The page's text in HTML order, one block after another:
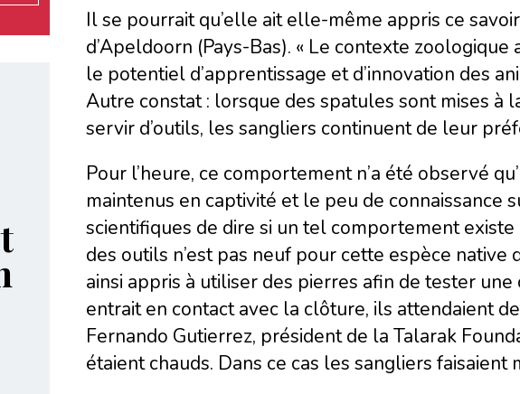
Il se pourrait qu’elle ait elle-même appris ce
d’Apeldoorn (Pays-Bas). « Le contexte
le potentiel d’apprentissage et d’innovation des
Autre constat : lorsque des spatules sont mises à
servir d’outils, les sangliers continuent de leur
Pour l’heure, ce comportement n’a été observé
maintenus en captivité et le peu de connaissance
scientifiques de dire si un tel comportement existe
des outils n’est pas neuf pour cette espèce
ainsi appris à utiliser des pierres afin de tester
entrait en contact avec la clôture, ils attendaient
Fernando Gutierrez, président de la Talarak
étaient chauds. Dans ce cas les sangliers